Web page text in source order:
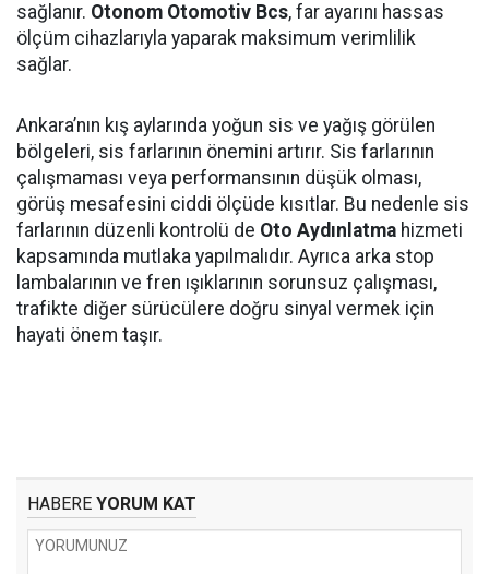
sağlanır. Otonom Otomotiv Bcs, far ayarını hassas
ölçüm cihazlarıyla yaparak maksimum verimlilik
sağlar.
Ankara’nın kış aylarında yoğun sis ve yağış görülen
bölgeleri, sis farlarının önemini artırır. Sis farlarının
çalışmaması veya performansının düşük olması,
görüş mesafesini ciddi ölçüde kısıtlar. Bu nedenle sis
farlarının düzenli kontrolü de Oto Aydınlatma hizmeti
kapsamında mutlaka yapılmalıdır. Ayrıca arka stop
lambalarının ve fren ışıklarının sorunsuz çalışması,
trafikte diğer sürücülere doğru sinyal vermek için
hayati önem taşır.
HABERE YORUM KAT